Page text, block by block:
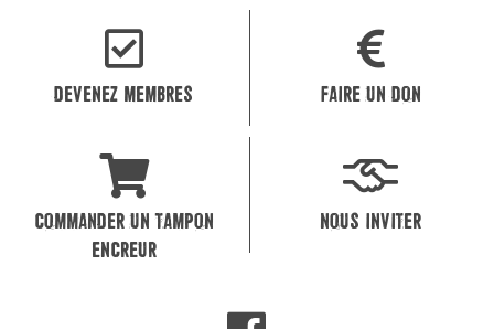
DEVENEZ MEMBRES FAIRE UN DON
COMMANDER UN TAMPON
ENCREUR
NOUS INVITER